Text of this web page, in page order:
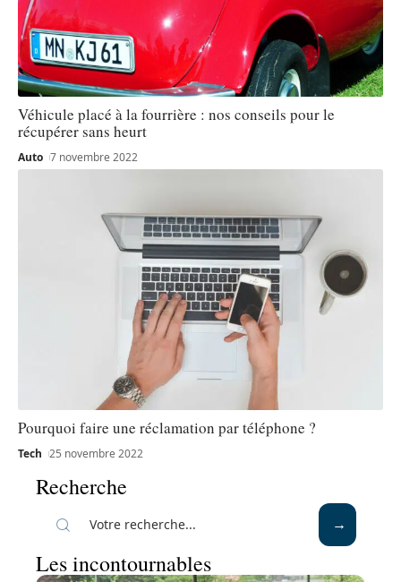
Véhicule placé à la fourrière : nos conseils pour le
récupérer sans heurt
Auto 7 novembre 2022
Pourquoi faire une réclamation par téléphone ?
Tech 25 novembre 2022
Recherche
Les incontournables